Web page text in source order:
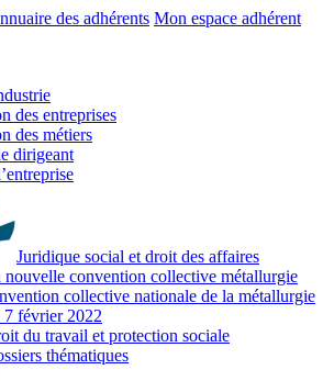
des adhérents Mon espace adhérent
des entreprises
des métiers
dirigeant
Juridique social et droit des affaires
nouvelle convention collective métallurgie
collective nationale de la métallurgie
7 février 2022
du travail et protection sociale
thématiques